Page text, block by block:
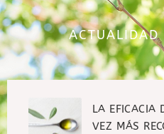
ACTUALIDAD
LA EFICACIA
VEZ MÁS